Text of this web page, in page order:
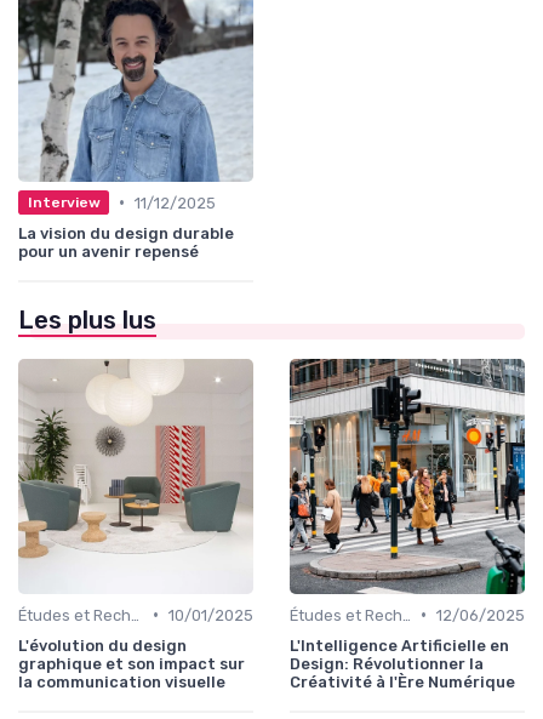
Interview • 11/12/2025
La vision du design durable
pour un avenir repensé
Les plus lus
• 10/01/2025
L'évolution du design
graphique et son impact sur
la communication visuelle
• 12/06/2025
L'Intelligence Artificielle en
Design: Révolutionner la
Créativité à l'Ère Numérique